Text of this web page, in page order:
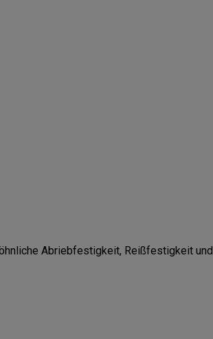
Abriebfestigkeit, Reißfestigkeit und